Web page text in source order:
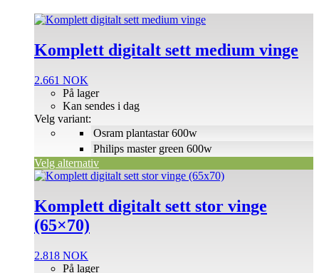
Komplett digitalt sett medium vinge
2.661 NOK
Osram plantastar 600w
Philips master green 600w
På lager
Kan sendes i dag
Velg variant:
Velg alternativ
Dette
har
flere
Alternativene
velges
på
produktsiden
Komplett digitalt sett stor vinge
(65×70)
2.818 NOK
På lager
Dette
har
flere
varianter.
kan
velges